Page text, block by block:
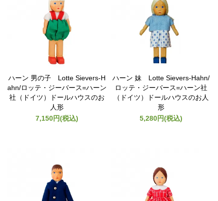
ハーン 男の子 Lotte Sievers-H
ahn/ロッテ・ジーバース=ハーン
社（ドイツ）ドールハウスのお
人形
7,150円(税込)
ハーン 妹 Lotte Sievers-Hahn/
ロッテ・ジーバース=ハーン社
（ドイツ）ドールハウスのお人
形
5,280円(税込)